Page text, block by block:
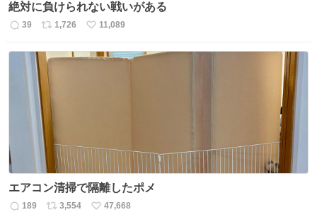
絶対に負けられない戦いがある
返
39
リ
ス
ト
数
1,726
い
ね
11,089
エアコン清掃で隔離したポメ
返
189
リ
3,554
い
47,668